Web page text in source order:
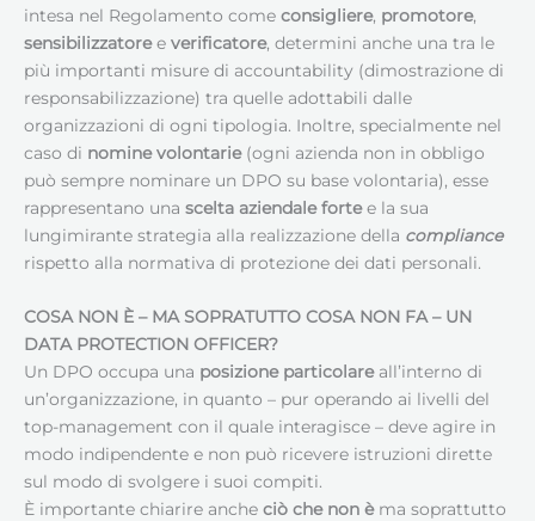
intesa nel Regolamento come consigliere, promotore,
sensibilizzatoree verificatore, determini anche una tra le
più importanti misure di accountability (dimostrazione di
responsabilizzazione) tra quelle adottabili dalle
organizzazioni di ogni tipologia. Inoltre, specialmente nel
caso di nomine volontarie(ogni azienda non in obbligo
può sempre nominare un DPO su base volontaria), esse
rappresentano una scelta aziendale fortee la sua
lungimirante strategia alla realizzazione della compliance
rispetto alla normativa di protezione dei dati personali.
COSA NON È – MA SOPRATUTTO COSA NON FA – UN
DATA PROTECTION OFFICER?
Un DPO occupa una posizione particolareall’interno di
un’organizzazione, in quanto – pur operando ai livelli del
top-management con il quale interagisce – deve agire in
modo indipendente e non può ricevere istruzioni dirette
sul modo di svolgere i suoi compiti.
È importante chiarire anche ciò che non èma soprattutto